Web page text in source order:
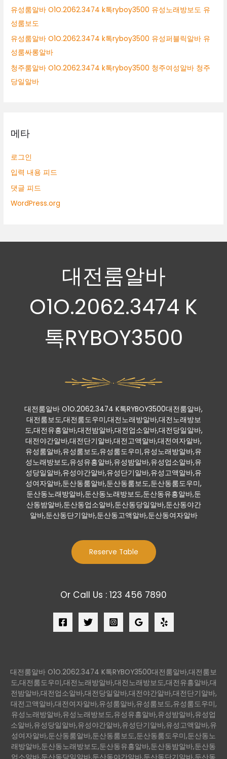
유성룸알바 O1O.2062.3474 k톡ryboy3500 유성노래방보도 유
성룸보도
유성룸알바 O1O.2062.3474 k톡ryboy3500 유성퍼블릭알바 유
성룸싸롱알바
청주룸알바 O1O.2062.3474 k톡ryboy3500 청주여성알바 청주
당일알바
메타
로그인
입력 내용 피드
댓글 피드
WordPress.org
대전룸알바
O1O.2062.3474 K
톡RYBOY3500
대전룸알바 O1O.2062.3474 K톡RYBOY3500대전룸알바,
대전룸보도,대전룸도우미,대전노래방알바,대전노래방보
도,대전유흥알바,대전밤알바,대전업소알바,대전당일알바,
대전야간알바,대전단기알바,대전고액알바,대전여자알바,
유성룸알바,유성룸보도,유성룸도우미,유성노래방알바,유
성노래방보도,유성유흥알바,유성밤알바,유성업소알바,유
성당일알바,유성야간알바,유성단기알바,유성고액알바,유
성여자알바,둔산동룸알바,둔산동룸보도,둔산동룸도우미,
둔산동노래방알바,둔산동노래방보도,둔산동유흥알바,둔
산동밤알바,둔산동업소알바,둔산동당일알바,둔산동야간
알바,둔산동단기알바,둔산동고액알바,둔산동여자알바
Reserve Table
Or Call Us : 123 456 7890
대전룸알바 O1O.2062.3474 K톡RYBOY3500대전룸알바,대전룸보
도,대전룸도우미,대전노래방알바,대전노래방보도,대전유흥알바,대
전밤알바,대전업소알바,대전당일알바,대전야간알바,대전단기알바,
대전고액알바,대전여자알바,유성룸알바,유성룸보도,유성룸도우미,
유성노래방알바,유성노래방보도,유성유흥알바,유성밤알바,유성업
소알바,유성당일알바,유성야간알바,유성단기알바,유성고액알바,유
성여자알바,둔산동룸알바,둔산동룸보도,둔산동룸도우미,둔산동노
래방알바,둔산동노래방보도,둔산동유흥알바,둔산동밤알바,둔산동